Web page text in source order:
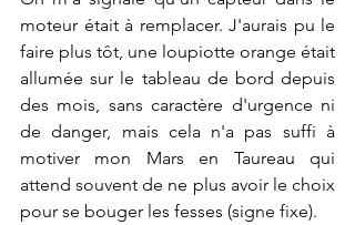
moteur était à remplacer. J'aurais pu le
faire plus tôt, une loupiotte orange était
allumée sur le tableau de bord depuis
des mois, sans caractère d'urgence ni
de danger, mais cela n'a pas suffi à
motiver mon Mars en Taureau qui
attend souvent de ne plus avoir le choix
pour se bouger les fesses (signe fixe).